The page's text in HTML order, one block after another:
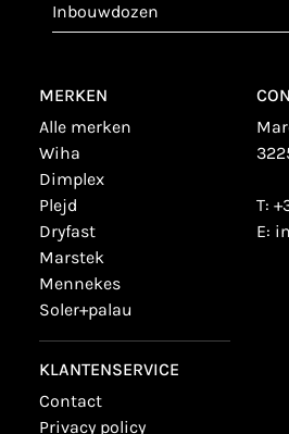
inbouwdozen
MERKEN
alle merken
wiha
dimplex
plejd
dryfast
marstek
mennekes
soler+palau
KLANTENSERVICE
contact
privacy policy
T:
E: